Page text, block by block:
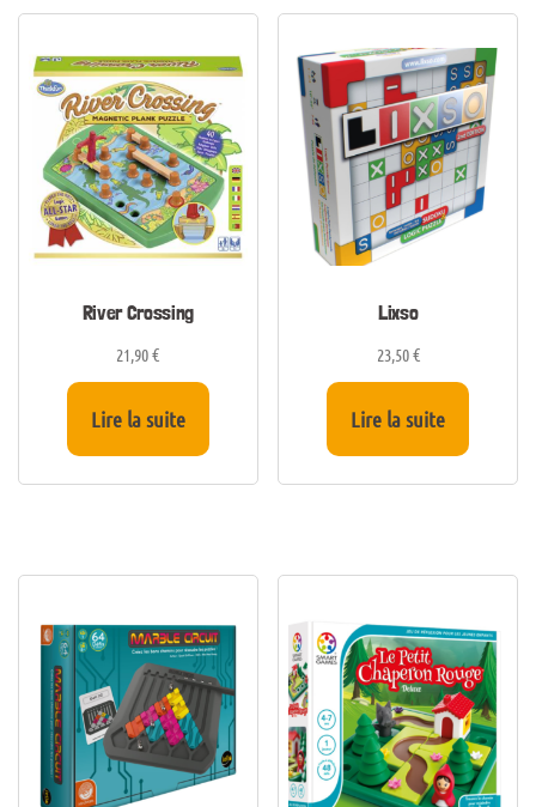
River Crossing
21,90€
Lire la suite
Lixso
23,50€
Lire la suite